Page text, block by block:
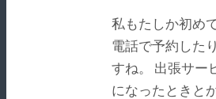
私もたしか初め
電話で予約した
すね。 出張サー
になったときと